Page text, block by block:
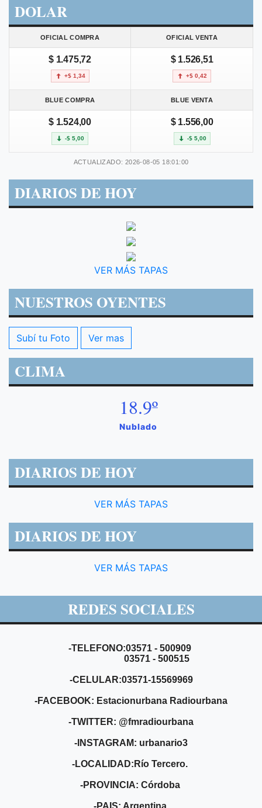
DOLAR
OFICIAL COMPRA OFICIAL VENTA
$ 1.475,72
+$ 1,34
$ 1.526,51
+$ 0,42
BLUE COMPRA BLUE VENTA
$ 1.524,00
-$ 5,00
$ 1.556,00
-$ 5,00
ACTUALIZADO: 2026-08-05 18:01:00
DIARIOS DE HOY
VER MÁS TAPAS
NUESTROS OYENTES
Subí tu Foto Ver mas
CLIMA
18.9º
Nublado
DIARIOS DE HOY
VER MÁS TAPAS
DIARIOS DE HOY
VER MÁS TAPAS
REDES SOCIALES
-TELEFONO:03571 - 500909
03571 - 500515
-CELULAR:03571-15569969
-FACEBOOK: Estacionurbana Radiourbana
-TWITTER: @fmradiourbana
-INSTAGRAM: urbanario3
-LOCALIDAD:Río Tercero.
-PROVINCIA: Córdoba